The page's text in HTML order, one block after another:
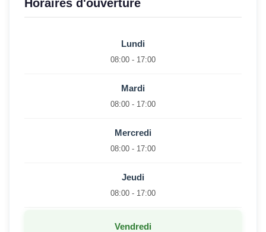
Horaires d'ouverture
Lundi
08:00 - 17:00
Mardi
08:00 - 17:00
Mercredi
08:00 - 17:00
Jeudi
08:00 - 17:00
Vendredi